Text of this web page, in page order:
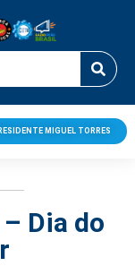
MIGUEL TORRES
Dia do